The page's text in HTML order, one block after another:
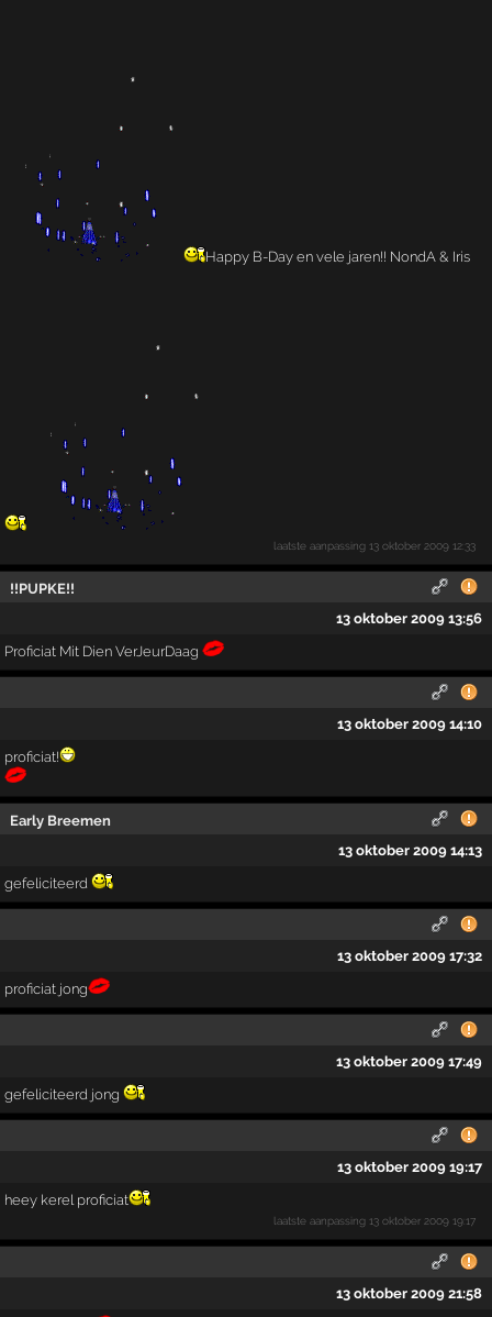
Happy B-Day en vele jaren!! NondA & Iris
laatste aanpassing13 oktober 2009 12:33
!!PUPKE!!
13 oktober 2009 13:56
Proficiat Mit Dien VerJeurDaag
13 oktober 2009 14:10
proficiat!
Early Breemen
13 oktober 2009 14:13
gefeliciteerd
13 oktober 2009 17:32
proficiat jong
13 oktober 2009 17:49
gefeliciteerd jong
13 oktober 2009 19:17
heey kerel proficiat
laatste aanpassing13 oktober 2009 19:17
13 oktober 2009 21:58